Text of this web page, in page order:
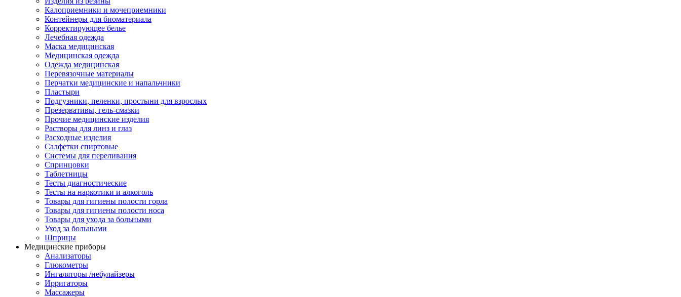
Калоприемники и мочеприемники
Контейнеры для биоматериала
Корректирующее белье
Лечебная одежда
Маска медицинская
Медицинская одежда
Одежда медицинская
Перевязочные материалы
Перчатки медицинские и напальчники
Пластыри
Подгузники, пеленки, простыни для взрослых
Презервативы, гель-смазки
Прочие медицинские изделия
Растворы для линз и глаз
Расходные изделия
Салфетки спиртовые
Системы для переливания
Спринцовки
Таблетницы
Тесты диагностические
Тесты на наркотики и алкоголь
Товары для гигиены полости горла
Товары для гигиены полости носа
Товары для ухода за больными
Уход за больными
Шприцы
Медицинские приборы
Анализаторы
Глюкометры
Ингаляторы /небулайзеры
Ирригаторы
Массажеры